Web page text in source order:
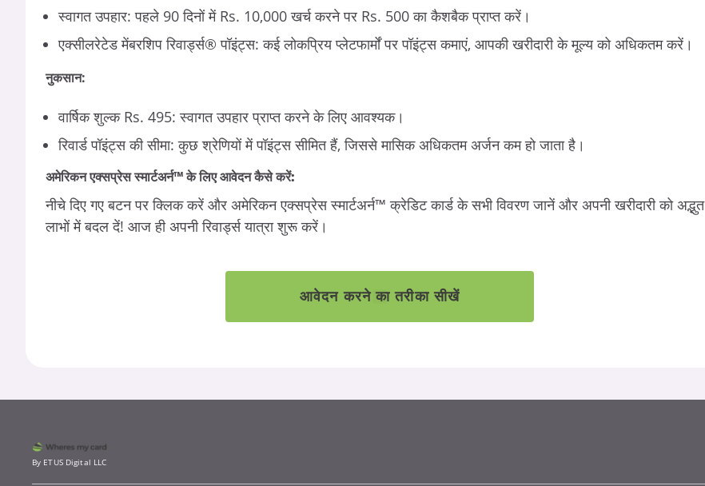
स्वागत उपहार: पहले 90 दिनों में Rs. 10,000 खर्च करने पर Rs. 500 का कैशबैक प्राप्त करें।
एक्सीलरेटेड मेंबरशिप रिवार्ड्स® पॉइंट्स: कई लोकप्रिय प्लेटफार्मों पर पॉइंट्स कमाएं, आपकी खरीदारी के मूल्य को अधिकतम करें।
नुकसान:
वार्षिक शुल्क Rs. 495: स्वागत उपहार प्राप्त करने के लिए आवश्यक।
रिवार्ड पॉइंट्स की सीमा: कुछ श्रेणियों में पॉइंट्स सीमित हैं, जिससे मासिक अधिकतम अर्जन कम हो जाता है।
अमेरिकन एक्सप्रेस स्मार्टअर्न™ के लिए आवेदन कैसे करें:
नीचे दिए गए बटन पर क्लिक करें और अमेरिकन एक्सप्रेस स्मार्टअर्न™ क्रेडिट कार्ड के सभी विवरण जानें और अपनी खरीदारी को अद्भुत
लाभों में बदल दें! आज ही अपनी रिवार्ड्स यात्रा शुरू करें।
आवेदन करने का तरीका सीखें
By ETUS Digital LLC